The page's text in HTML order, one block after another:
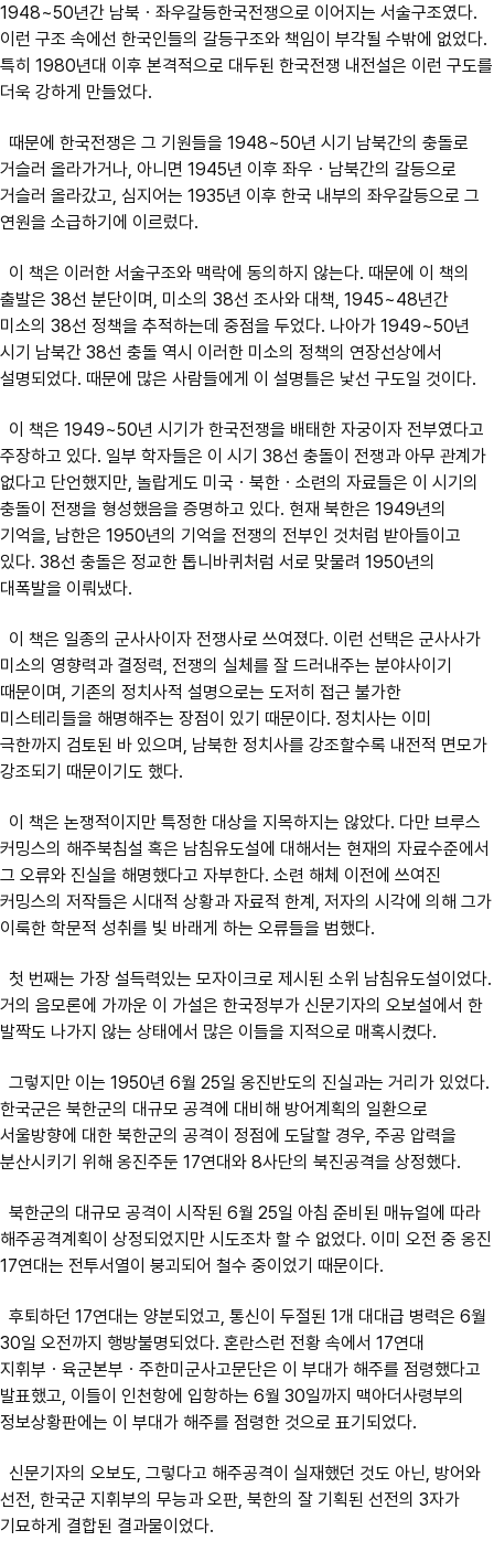
1948~50년간 남북ㆍ좌우갈등­한국전쟁으로 이어지는 서술구조였다.
이런 구조 속에선 한국인들의 갈등구조와 책임이 부각될 수밖에 없었다.
특히 1980년대 이후 본격적으로 대두된 한국전쟁 내전설은 이런 구도를
더욱 강하게 만들었다.
때문에 한국전쟁은 그 기원들을 1948~50년 시기 남북간의 충돌로
거슬러 올라가거나, 아니면 1945년 이후 좌우ㆍ남북간의 갈등으로
거슬러 올라갔고, 심지어는 1935년 이후 한국 내부의 좌우갈등으로 그
연원을 소급하기에 이르렀다.
이 책은 이러한 서술구조와 맥락에 동의하지 않는다. 때문에 이 책의
출발은 38선 분단이며, 미소의 38선 조사와 대책, 1945~48년간
미소의 38선 정책을 추적하는데 중점을 두었다. 나아가 1949~50년
시기 남북간 38선 충돌 역시 이러한 미소의 정책의 연장선상에서
설명되었다. 때문에 많은 사람들에게 이 설명틀은 낯선 구도일 것이다.
이 책은 1949~50년 시기가 한국전쟁을 배태한 자궁이자 전부였다고
주장하고 있다. 일부 학자들은 이 시기 38선 충돌이 전쟁과 아무 관계가
없다고 단언했지만, 놀랍게도 미국ㆍ북한ㆍ소련의 자료들은 이 시기의
충돌이 전쟁을 형성했음을 증명하고 있다. 현재 북한은 1949년의
기억을, 남한은 1950년의 기억을 전쟁의 전부인 것처럼 받아들이고
있다. 38선 충돌은 정교한 톱니바퀴처럼 서로 맞물려 1950년의
대폭발을 이뤄냈다.
이 책은 일종의 군사사이자 전쟁사로 쓰여졌다. 이런 선택은 군사사가
미소의 영향력과 결정력, 전쟁의 실체를 잘 드러내주는 분야사이기
때문이며, 기존의 정치사적 설명으로는 도저히 접근 불가한
미스테리들을 해명해주는 장점이 있기 때문이다. 정치사는 이미
극한까지 검토된 바 있으며, 남북한 정치사를 강조할수록 내전적 면모가
강조되기 때문이기도 했다.
이 책은 논쟁적이지만 특정한 대상을 지목하지는 않았다. 다만 브루스
커밍스의 해주북침설 혹은 남침유도설에 대해서는 현재의 자료수준에서
그 오류와 진실을 해명했다고 자부한다. 소련 해체 이전에 쓰여진
커밍스의 저작들은 시대적 상황과 자료적 한계, 저자의 시각에 의해 그가
이룩한 학문적 성취를 빛 바래게 하는 오류들을 범했다.
첫 번째는 가장 설득력있는 모자이크로 제시된 소위 남침유도설이었다.
거의 음모론에 가까운 이 가설은 한국정부가 신문기자의 오보설에서 한
발짝도 나가지 않는 상태에서 많은 이들을 지적으로 매혹시켰다.
그렇지만 이는 1950년 6월 25일 옹진반도의 진실과는 거리가 있었다.
한국군은 북한군의 대규모 공격에 대비해 방어계획의 일환으로
서울방향에 대한 북한군의 공격이 정점에 도달할 경우, 주공 압력을
분산시키기 위해 옹진주둔 17연대와 8사단의 북진공격을 상정했다.
북한군의 대규모 공격이 시작된 6월 25일 아침 준비된 매뉴얼에 따라
해주공격계획이 상정되었지만 시도조차 할 수 없었다. 이미 오전 중 옹진
17연대는 전투서열이 붕괴되어 철수 중이었기 때문이다.
후퇴하던 17연대는 양분되었고, 통신이 두절된 1개 대대급 병력은 6월
30일 오전까지 행방불명되었다. 혼란스런 전황 속에서 17연대
지휘부ㆍ육군본부ㆍ주한미군사고문단은 이 부대가 해주를 점령했다고
발표했고, 이들이 인천항에 입항하는 6월 30일까지 맥아더사령부의
정보상황판에는 이 부대가 해주를 점령한 것으로 표기되었다.
신문기자의 오보도, 그렇다고 해주공격이 실재했던 것도 아닌, 방어와
선전, 한국군 지휘부의 무능과 오판, 북한의 잘 기획된 선전의 3자가
기묘하게 결합된 결과물이었다.